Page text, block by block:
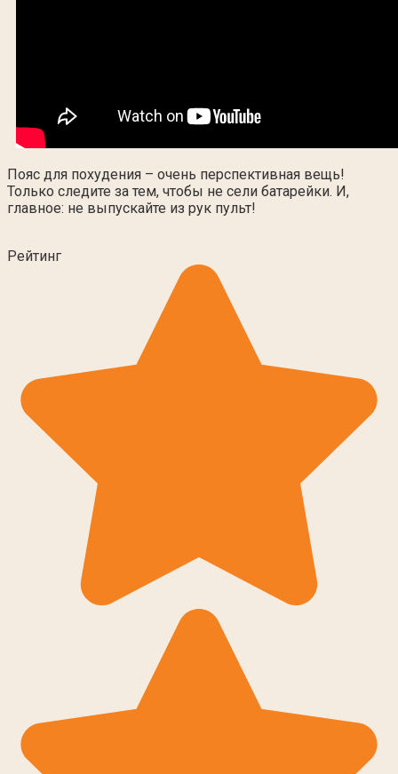
Пояс для похудения – очень перспективная вещь!
Только следите за тем, чтобы не сели батарейки. И,
главное: не выпускайте из рук пульт!
Рейтинг